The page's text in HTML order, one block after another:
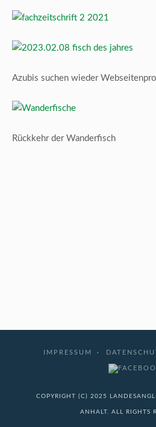
Azubis suchen wieder
Rückkehr der Wanderfisch
IMPRESSUM
COPYRIGHT (C) 2025
ANHALT. ALL RIGHTS